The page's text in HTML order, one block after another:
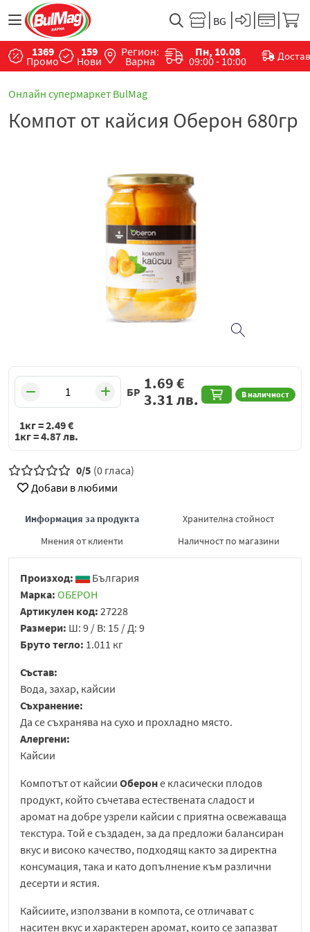
1369
Промо
159
Нови
Регион:
Варна
Пн, 10.08
09:00 - 10:00
Онлайн супермаркет BulMag
Компот от кайсия Оберон 680гр
БР В наличност
1.69€
3.31лв.
1кг =2.49€
1кг =4.87лв.
0/5 (0 гласа)
Добави в любими
Информация за продукта
Хранителна стойност
Мнения от клиенти
Наличност по магазини
Произход:
България
Марка: ОБЕРОН
Артикулен код: 27228
Размери: Ш: 9 / В: 15 / Д: 9
Бруто тегло: 1.011 кг
Състав:
Вода, захар, кайсии
Съхранение:
Да се съхранява на сухо и прохладно място.
Алергени:
Кайсии
Компотът от кайсии Обероне класически плодов
продукт, който съчетава естествената сладост и
аромат на добре узрели кайсии с приятна освежаваща
текстура. Той е създаден, за да предложи балансиран
вкус и високо качество, подходящ както за директна
консумация, така и като допълнение към различни
десерти и ястия.
Кайсиите, използвани в компота, се отличават с
наситен вкус и характерен аромат, които се запазват